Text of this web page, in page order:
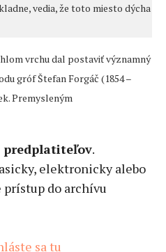
vedia, že toto miesto dýcha
vrchu dal postaviť významný
gróf Štefan Forgáč (1854 –
Premysleným
predplatiteľov.
elektronicky alebo
do archívu
sa tu